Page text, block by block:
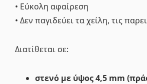
• Εύκολη αφαίρεση
• Δεν παγιδεύει τα χείλη, τις
Διατίθεται σε:
στενό με ύψος 4,5 mm